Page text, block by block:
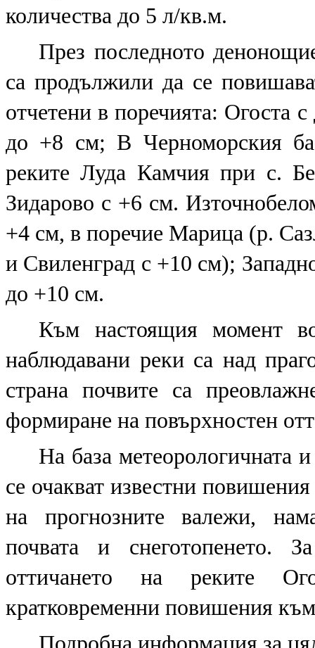
количества до 5 л/кв.м.
През последното
са продължили да се
отчетени в поречията: Огоста
до +8 см; В Черноморския
реките Луда Камчия при с.
Зидарово с +6 см.
+4 см, в поречие Марица (р.
и Свиленград с +10 см);
до +10 см.
Към настоящия момент
наблюдавани реки са над
страна почвите са
формиране на повърхностен
На база метеорологичната
се очакват известни
на прогнозните валежи,
почвата и снеготопенето.
оттичането на реките
кратковременни повишения